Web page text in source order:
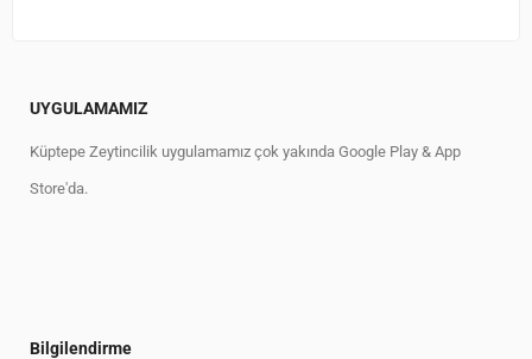
UYGULAMAMIZ
Küptepe Zeytincilik uygulamamız çok yakında Google Play & App
Store'da.
Bilgilendirme